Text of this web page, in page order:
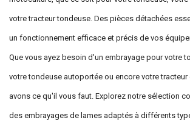
votre tracteur tondeuse. Des pièces détachées
un fonctionnement efficace et précis de vos
Que vous ayez besoin d'un embrayage pour votre
votre tondeuse autoportée ou encore votre
avons ce qu'il vous faut. Explorez notre sélection
des embrayages de lames adaptés à différents